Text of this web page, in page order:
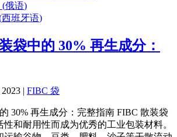
(俄语)
西班牙语)
袋中的 30% 再生成分：
| FIBC 袋
30% 再生成分：完整指南 FIBC 散装袋
和耐用性而成为优秀的工业包装材料。